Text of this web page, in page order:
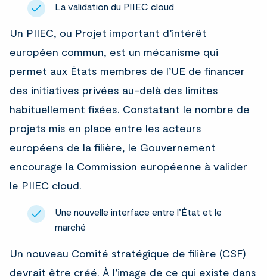
La validation du PIIEC cloud
Un PIIEC, ou Projet important d’intérêt
européen commun, est un mécanisme qui
permet aux États membres de l’UE de financer
des initiatives privées au-delà des limites
habituellement fixées. Constatant le nombre de
projets mis en place entre les acteurs
européens de la filière, le Gouvernement
encourage la Commission européenne à valider
le PIIEC cloud.
Une nouvelle interface entre l’État et le
marché
Un nouveau Comité stratégique de filière (CSF)
devrait être créé. À l’image de ce qui existe dans